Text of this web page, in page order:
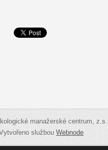
manažerské centrum, z.s.
službouWebnode